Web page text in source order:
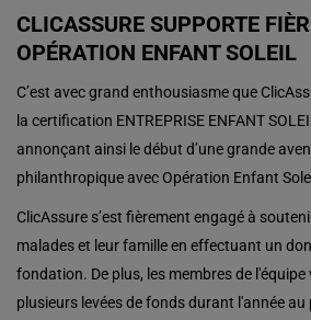
CLICASSURE SUPPORTE
OPÉRATION ENFANT SOLEIL
C’est avec grand enthousiasme que
la certification ENTREPRISE ENFANT
annonçant ainsi le début d’une grande
philanthropique avec Opération Enfant
ClicAssure s’est fièrement engagé à
malades et leur famille en effectuant un
fondation. De plus, les membres de
plusieurs levées de fonds durant l'année au